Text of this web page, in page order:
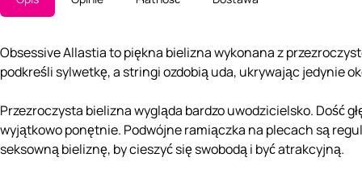
Obsessive Allastia to piękna bielizna wykonana z
podkreśli sylwetkę, a stringi ozdobią uda, ukrywając jedynie
Przezroczysta bielizna wygląda bardzo uwodzicielsko. Dość
wyjątkowo ponętnie. Podwójne ramiączka na plecach są
seksowną bieliznę, by cieszyć się swobodą i być atrakcyjną.